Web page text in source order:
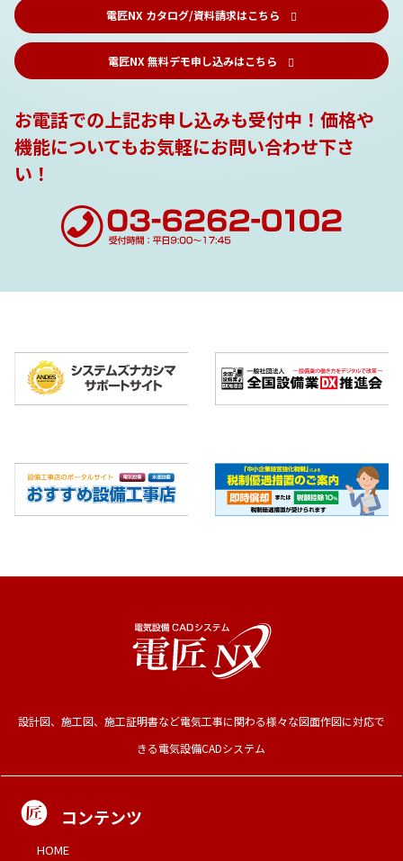
電匠NX カタログ/資料請求はこちら
電匠NX 無料デモ申し込みはこちら
お電話での上記お申し込みも受付中！価格や
機能についてもお気軽にお問い合わせ下さ
い！
設計図、施工図、施工証明書など電気工事に関わる様々な図面作図に対応で
きる電気設備CADシステム
コンテンツ
HOME